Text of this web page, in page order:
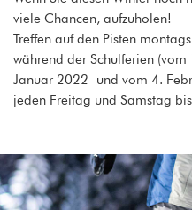
viele Chancen, aufzuholen!
Treffen auf den Pisten
während der Schulferien
Januar 2022 und vom 4.
jeden Freitag und Samstag